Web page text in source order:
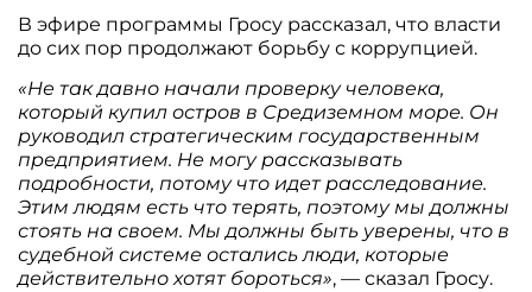
В эфире программы Гросу рассказал, что власти
до сих пор продолжают борьбу с коррупцией.
«Не так давно начали проверку человека,
который купил остров в Средиземном море. Он
руководил стратегическим государственным
предприятием. Не могу рассказывать
подробности, потому что идет расследование.
Этим людям есть что терять, поэтому мы должны
стоять на своем. Мы должны быть уверены, что в
судебной системе остались люди, которые
действительно хотят бороться», — сказал Гросу.